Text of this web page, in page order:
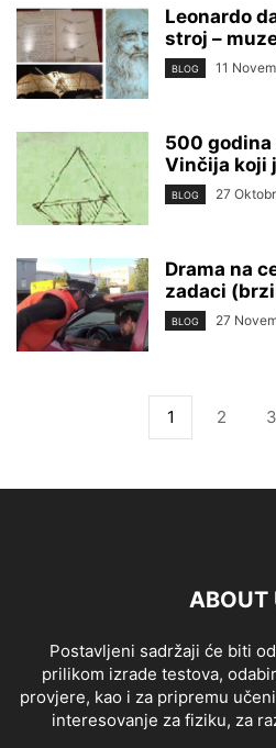
Leonardo
stroj –
BLOG 11
500 godina
Vinčija koji
BLOG 27
Drama na
zadaci
BLOG 27
1 2 3
ABOUT
Postavljeni sadržaji će biti
prilikom izrade testova,
provjere, kao i za pripremu
interesovanje za fiziku, za